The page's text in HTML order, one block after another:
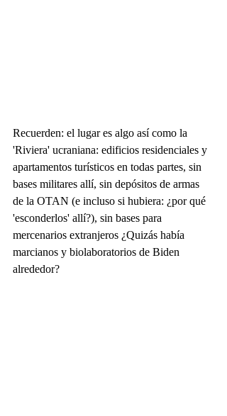
Recuerden: el lugar es algo así como la
'Riviera' ucraniana: edificios residenciales y
apartamentos turísticos en todas partes, sin
bases militares allí, sin depósitos de armas
de la OTAN (e incluso si hubiera: ¿por qué
'esconderlos' allí?), sin bases para
mercenarios extranjeros ¿Quizás había
marcianos y biolaboratorios de Biden
alrededor?